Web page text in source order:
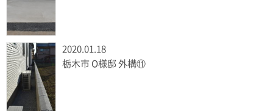
2020.01.18
栃木市 O様邸 外構⑪